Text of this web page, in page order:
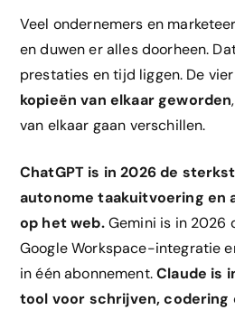
Veel ondernemers en
en duwen er alles doorheen.
prestaties en tijd liggen. De
kopieën van elkaar geworden
van elkaar gaan verschillen.
ChatGPT is in 2026 de
autonome taakuitvoering en
op het web.Gemini is in 2026
Google Workspace-integratie
in één abonnement.Claude is
tool voor schrijven, codering